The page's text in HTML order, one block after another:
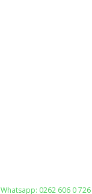
Whatsapp: 0262 606 0 726